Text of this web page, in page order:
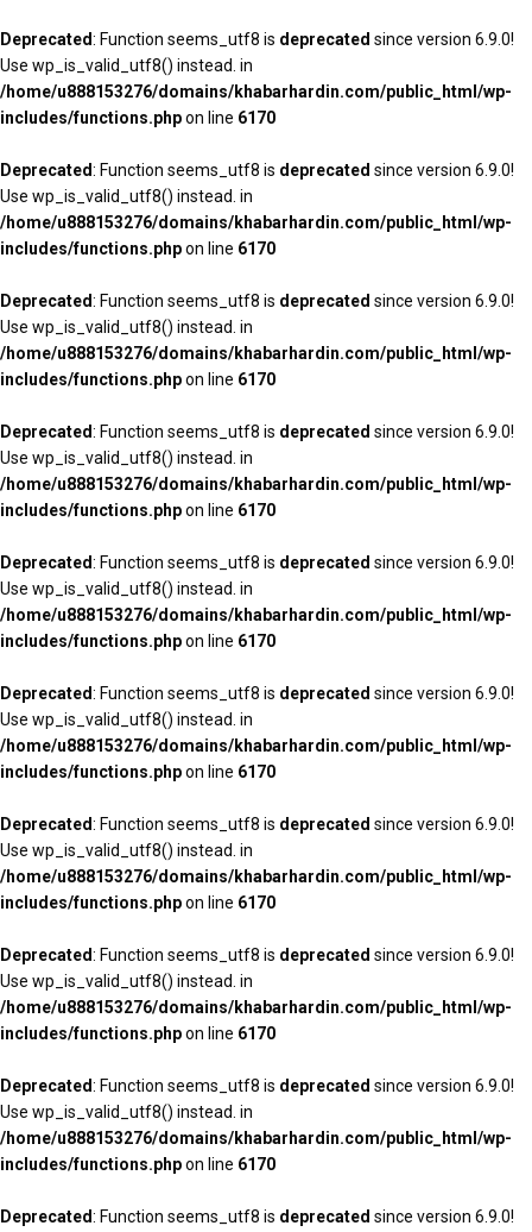
Deprecated: Function seems_utf8 is deprecated since version 6.9.0!
Use wp_is_valid_utf8() instead. in
/home/u888153276/domains/khabarhardin.com/public_html/wp-
includes/functions.phpon line 6170
Deprecated: Function seems_utf8 is deprecated since version 6.9.0!
Use wp_is_valid_utf8() instead. in
/home/u888153276/domains/khabarhardin.com/public_html/wp-
includes/functions.phpon line 6170
Deprecated: Function seems_utf8 is deprecated since version 6.9.0!
Use wp_is_valid_utf8() instead. in
/home/u888153276/domains/khabarhardin.com/public_html/wp-
includes/functions.phpon line 6170
Deprecated: Function seems_utf8 is deprecated since version 6.9.0!
Use wp_is_valid_utf8() instead. in
/home/u888153276/domains/khabarhardin.com/public_html/wp-
includes/functions.phpon line 6170
Deprecated: Function seems_utf8 is deprecated since version 6.9.0!
Use wp_is_valid_utf8() instead. in
/home/u888153276/domains/khabarhardin.com/public_html/wp-
includes/functions.phpon line 6170
Deprecated: Function seems_utf8 is deprecated since version 6.9.0!
Use wp_is_valid_utf8() instead. in
/home/u888153276/domains/khabarhardin.com/public_html/wp-
includes/functions.phpon line 6170
Deprecated: Function seems_utf8 is deprecated since version 6.9.0!
Use wp_is_valid_utf8() instead. in
/home/u888153276/domains/khabarhardin.com/public_html/wp-
includes/functions.phpon line 6170
Deprecated: Function seems_utf8 is deprecated since version 6.9.0!
Use wp_is_valid_utf8() instead. in
/home/u888153276/domains/khabarhardin.com/public_html/wp-
includes/functions.phpon line 6170
Deprecated: Function seems_utf8 is deprecated since version 6.9.0!
Use wp_is_valid_utf8() instead. in
/home/u888153276/domains/khabarhardin.com/public_html/wp-
includes/functions.phpon line 6170
Deprecated: Function seems_utf8 is deprecated since version 6.9.0!